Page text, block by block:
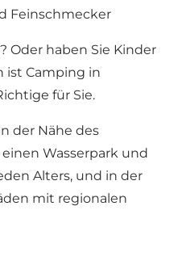
Feinschmecker
Oder haben Sie Kinder
ist Camping in
für Sie.
der Nähe des
Wasserpark und
Alters, und in der
mit regionalen